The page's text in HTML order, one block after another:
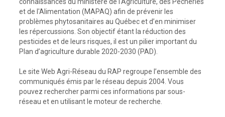
et de l'Alimentation (MAPAQ) afin de prévenir les
problèmes phytosanitaires au Québec et d’en minimiser
les répercussions. Son objectif étant la réduction des
pesticides et de leurs risques, il est un pilier important du
Plan d’agriculture durable 2020-2030 (PAD).
Le site Web Agri-Réseau du RAP regroupe l’ensemble des
communiqués émis par le réseau depuis 2004. Vous
pouvez rechercher parmi ces informations par sous-
réseau et en utilisant le moteur de recherche.